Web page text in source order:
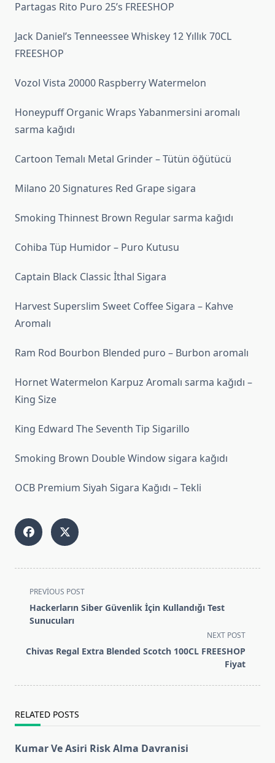
Partagas Rito Puro 25’s FREESHOP
Jack Daniel’s Tenneessee Whiskey 12 Yıllık 70CL
FREESHOP
Vozol Vista 20000 Raspberry Watermelon
Honeypuff Organic Wraps Yabanmersini aromalı
sarma kağıdı
Cartoon Temalı Metal Grinder – Tütün öğütücü
Milano 20 Signatures Red Grape sigara
Smoking Thinnest Brown Regular sarma kağıdı
Cohiba Tüp Humidor – Puro Kutusu
Captain Black Classic İthal Sigara
Harvest Superslim Sweet Coffee Sigara – Kahve
Aromalı
Ram Rod Bourbon Blended puro – Burbon aromalı
Hornet Watermelon Karpuz Aromalı sarma kağıdı –
King Size
King Edward The Seventh Tip Sigarillo
Smoking Brown Double Window sigara kağıdı
OCB Premium Siyah Sigara Kağıdı – Tekli
<span
class="nav-
subtitle
reader-
PREVIOUS POST
Hackerların Siber Güvenlik İçin Kullandığı Test
Sunucuları
NEXT POST
Chivas Regal Extra Blended Scotch 100CL FREESHOP
Fiyat
RELATED POSTS
Kumar Ve Asiri Risk Alma Davranisi